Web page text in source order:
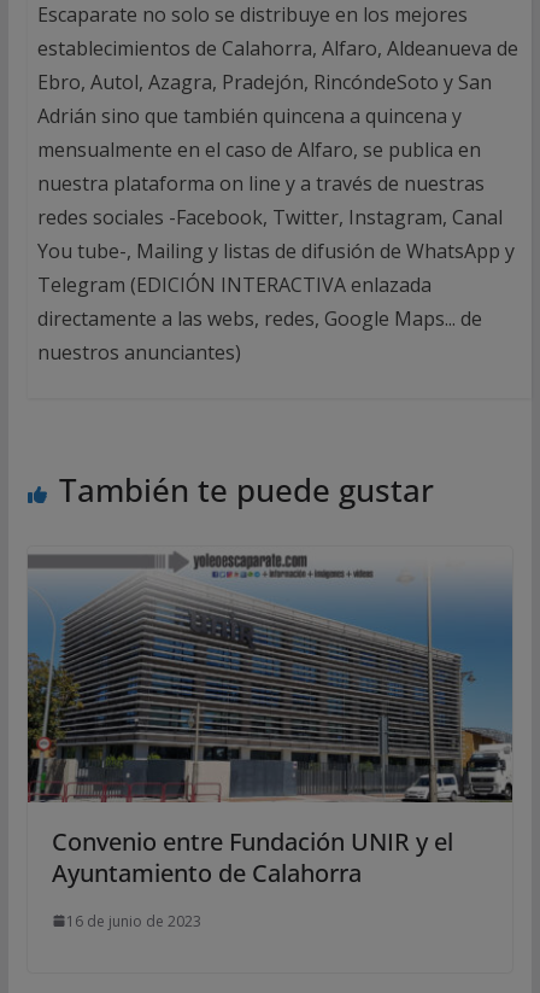
Escaparate no solo se distribuye en los mejores
establecimientos de Calahorra, Alfaro, Aldeanueva de
Ebro, Autol, Azagra, Pradejón, RincóndeSoto y San
Adrián sino que también quincena a quincena y
mensualmente en el caso de Alfaro, se publica en
nuestra plataforma on line y a través de nuestras
redes sociales -Facebook, Twitter, Instagram, Canal
You tube-, Mailing y listas de difusión de WhatsApp y
Telegram (EDICIÓN INTERACTIVA enlazada
directamente a las webs, redes, Google Maps... de
nuestros anunciantes)
También te puede gustar
Convenio entre Fundación UNIR y el
Ayuntamiento de Calahorra
16 de junio de 2023